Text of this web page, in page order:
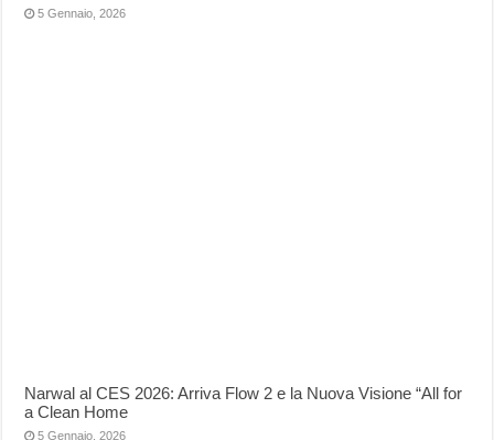
5 Gennaio, 2026
Narwal al CES 2026: Arriva Flow 2 e la Nuova Visione “All for
a Clean Home
5 Gennaio, 2026